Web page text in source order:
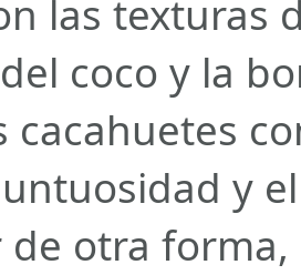
las texturas
coco y la
cacahuetes
y
de otra